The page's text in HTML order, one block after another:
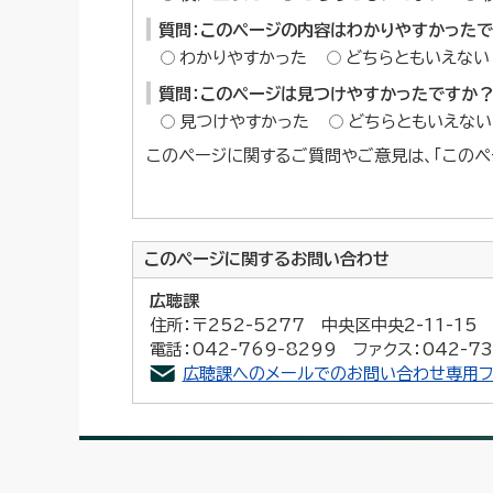
質問：このページの内容はわかりやすかった
わかりやすかった
どちらともいえない
質問：このページは見つけやすかったですか？
見つけやすかった
どちらともいえない
このページに関するご質問やご意見は、「この
このページに関するお問い合わせ
広聴課
住所：〒252-5277 中央区中央2-11-15
電話：042-769-8299 ファクス：042-
広聴課へのメールでのお問い合わせ専用